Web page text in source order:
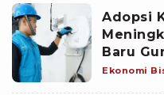
Adopsi
Baru
Ekonomi